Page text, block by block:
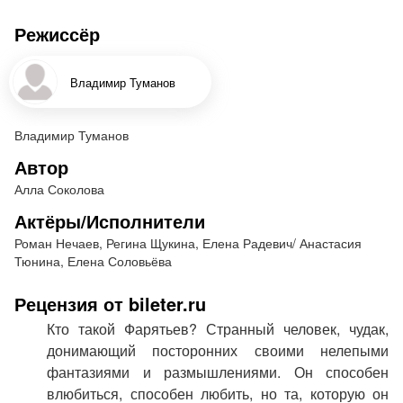
международных театральных фестивалях в
искусство в Версале. Имя Регины Щукиной
широко известно - ее активно приглашают к
участию в моноспектаклях и антрепризах,
актриса снимается в кино и на телевидении.
Можно смело утверждать, что ее роли
являются одной из важнейших составляющих
творческой жизни Молодежного театра и
Петербурга в целом.
Фантазии Фарятьева
Трагикомедия, в двух актах
Премьера – 20 января 2012 года
Пьеса имеет счастливую сценическую историю,
именно она сделала автора – Аллу Соколову –
Режиссёр
Владимир Туманов
Владимир Туманов
Автор
Алла Соколова
Актёры/Исполнители
Роман Нечаев, Регина Щукина, Елена Радевич/ Анастасия
Тюнина, Елена Соловьёва
Рецензия от bileter.ru
Кто такой Фарятьев? Странный человек, чудак,
донимающий посторонних своими нелепыми
фантазиями и размышлениями. Он способен
влюбиться, способен любить, но та, которую он